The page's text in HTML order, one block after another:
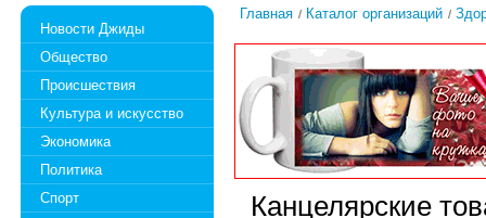
Новости Джиды
Общество
Происшествия
Культура и искусство
Экономика
Политика
Спорт
Главная Каталог организаций
Канцелярские